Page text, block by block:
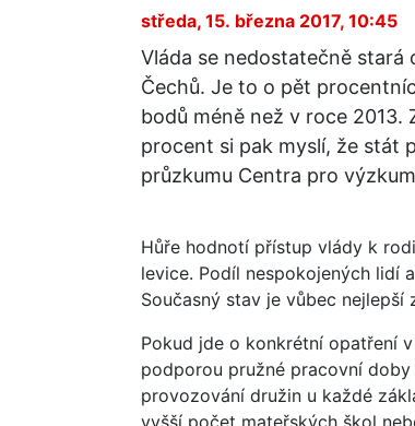
středa, 15. března 2017, 10:45
Vláda se nedostatečně
Čechů. Je to o pět
bodů méně než v roce
procent si pak myslí, že stát
průzkumu Centra pro
Hůře hodnotí přístup vlády k
levice. Podíl nespokojených lidí
Současný stav je vůbec nejlepší
Pokud jde o konkrétní opatření
podporou pružné pracovní
provozování družin u každé
vyšší počet mateřských škol